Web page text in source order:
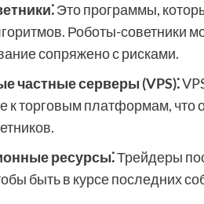
Это программы,
Роботы-советники
сопряжено с рисками.
частные серверы (VPS)⁚
к торговым платформам, что
ресурсы⁚Трейдеры
быть в курсе последних